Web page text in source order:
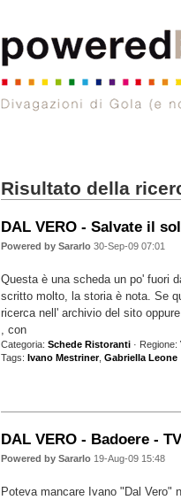
Risultato della
DAL VERO - Salvate il
Powered by Sararlo30-Sep-09 07:01
Questa è una scheda un po' fuori
scritto molto, la storia è nota. Se
ricerca nell' archivio del sito
, con
Categoria: Schede Ristoranti· Regione:
Tags: Ivano Mestriner, Gabriella Leone
DAL VERO - Badoere - TV
Powered by Sararlo19-Aug-09 15:48
Poteva mancare Ivano "Dal Vero"